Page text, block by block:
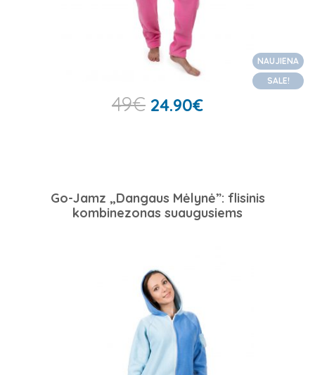
NAUJIENA
SALE!
49€ 24.90€
Go-Jamz „Dangaus Mėlynė”: flisinis
kombinezonas suaugusiems